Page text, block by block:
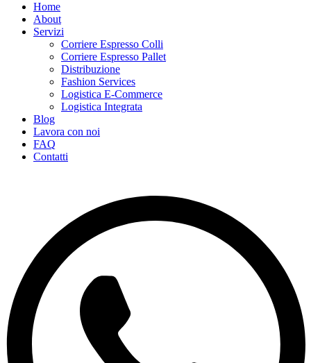
Home
About
Servizi
Corriere Espresso Colli
Corriere Espresso Pallet
Distribuzione
Fashion Services
Logistica E-Commerce
Logistica Integrata
Blog
Lavora con noi
FAQ
Contatti